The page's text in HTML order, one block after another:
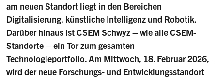
am neuen Standort liegt in den Bereichen
Digitalisierung, künstliche Intelligenz und Robotik.
Darüber hinaus ist CSEM Schwyz – wie alle CSEM-
Standorte – ein Tor zum gesamten
Technologieportfolio. Am Mittwoch, 18. Februar 2026,
wird der neue Forschungs- und Entwicklungsstandort